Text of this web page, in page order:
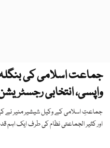
جماعت اسلامی کی
واپسی، انتخابی
جماعتِ اسلامی کے وکیل شیشیر منیر نے
اور کثیر الجماعتی نظام کی طرف ایک اہم